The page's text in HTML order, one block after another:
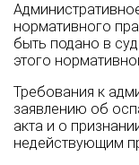
нормативного
быть подано в
этого
Требования к
заявлению об
акта и о
недействующим